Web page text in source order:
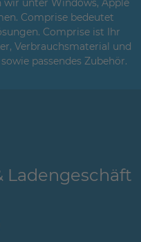
unter Windows, Apple
Comprise bedeutet
Comprise ist Ihr
Verbrauchsmaterial und
passendes Zubehör.
Ladengeschäft